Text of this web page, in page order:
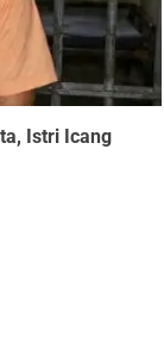
Istri Icang